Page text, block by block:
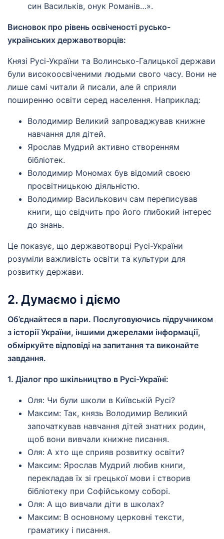
син Васильків, онук Романів…».
Висновок про рівень освіченості русько-
українських державотворців:
Князі Русі-України та Волинсько-Галицької держави
були високоосвіченими людьми свого часу. Вони не
лише самі читали й писали, але й сприяли
поширенню освіти серед населення. Наприклад:
Володимир Великий запроваджував книжне
навчання для дітей.
Ярослав Мудрий активно створенням
бібліотек.
Володимир Мономах був відомий своєю
просвітницькою діяльністю.
Володимир Василькович сам переписував
книги, що свідчить про його глибокий інтерес
до знань.
Це показує, що державотворці Русі-України
розуміли важливість освіти та культури для
розвитку держави.
2. Думаємо і діємо
Об’єднайтеся в пари. Послуговуючись підручником
з історії України, іншими джерелами інформації,
обміркуйте відповіді на запитання та виконайте
завдання.
1. Діалог про шкільництво в Русі-Україні:
Оля: Чи були школи в Київській Русі?
Максим: Так, князь Володимир Великий
започаткував навчання дітей знатних родин,
щоб вони вивчали книжне писання.
Оля: А хто ще сприяв розвитку освіти?
Максим: Ярослав Мудрий любив книги,
перекладав їх зі грецької мови і створив
бібліотеку при Софійському соборі.
Оля: А що вивчали діти в школах?
Максим: В основному церковні тексти,
граматику і писання.